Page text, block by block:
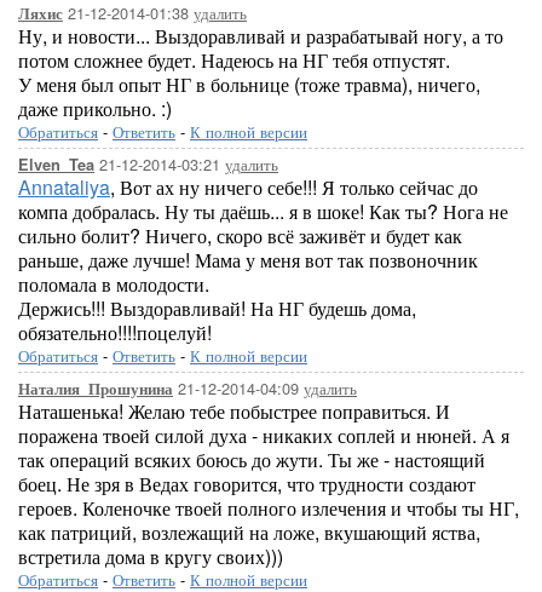
Ляхис 21-12-2014-01:38 удалить
Ну, и новости... Выздоравливай и разрабатывай ногу, а то
потом сложнее будет. Надеюсь на НГ тебя отпустят.
У меня был опыт НГ в больнице (тоже травма), ничего,
даже прикольно. :)
Обратиться - Ответить - К полной версии
Elven_Tea 21-12-2014-03:21 удалить
Annataliya, Вот ах ну ничего себе!!! Я только сейчас до
компа добралась. Ну ты даёшь... я в шоке! Как ты? Нога не
сильно болит? Ничего, скоро всё заживёт и будет как
раньше, даже лучше! Мама у меня вот так позвоночник
поломала в молодости.
Держись!!! Выздоравливай! На НГ будешь дома,
обязательно!!!!поцелуй!
Обратиться - Ответить - К полной версии
Наталия_Прошунина 21-12-2014-04:09 удалить
Наташенька! Желаю тебе побыстрее поправиться. И
поражена твоей силой духа - никаких соплей и нюней. А я
так операций всяких боюсь до жути. Ты же - настоящий
боец. Не зря в Ведах говорится, что трудности создают
героев. Коленочке твоей полного излечения и чтобы ты НГ,
как патриций, возлежащий на ложе, вкушающий яства,
встретила дома в кругу своих)))
Обратиться - Ответить - К полной версии